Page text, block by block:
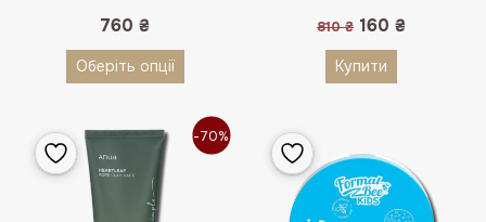
760 ₴
Оберіть опції
810₴ Оригінальна
810 ₴.
160 ₴Поточна
Купити
-70%